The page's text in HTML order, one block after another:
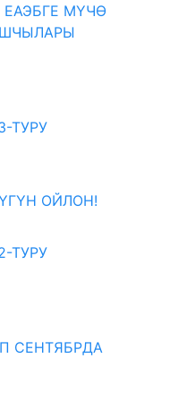
МҮЧӨ
ТУРУ
ОЙЛОН!
ТУРУ
СЕНТЯБРДА